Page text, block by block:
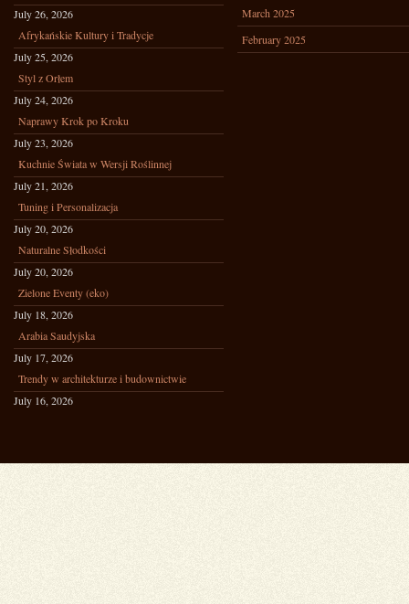
July 26, 2026
Afrykańskie Kultury i Tradycje
July 25, 2026
Styl z Orłem
July 24, 2026
Naprawy Krok po Kroku
July 23, 2026
Kuchnie Świata w Wersji Roślinnej
July 21, 2026
Tuning i Personalizacja
July 20, 2026
Naturalne Słodkości
July 20, 2026
Zielone Eventy (eko)
July 18, 2026
Arabia Saudyjska
July 17, 2026
Trendy w architekturze i budownictwie
July 16, 2026
March 2025
February 2025